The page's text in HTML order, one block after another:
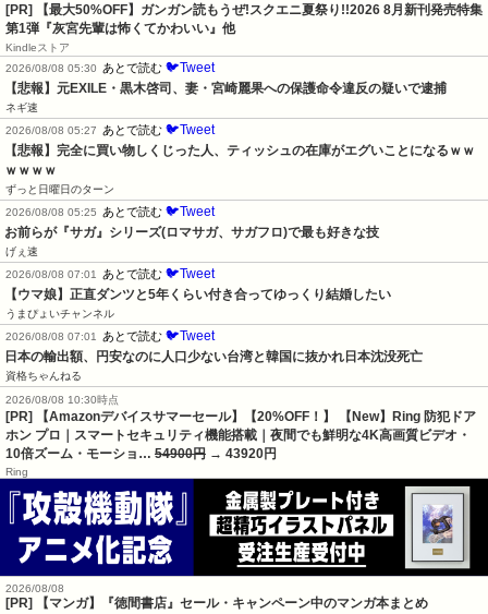
[PR] 【最大50%OFF】ガンガン読もうぜ!スクエニ夏祭り!!2026 8月新刊発売特集
第1弾『灰宮先輩は怖くてかわいい』他
Kindleストア
2026/08/08 05:30
あとで読む 🐦Tweet
【悲報】元EXILE・黒木啓司、妻・宮崎麗果への保護命令違反の疑いで逮捕
ネギ速
2026/08/08 05:27
あとで読む 🐦Tweet
【悲報】完全に買い物しくじった人、ティッシュの在庫がエグいことになるｗｗ
ｗｗｗｗ
ずっと日曜日のターン
2026/08/08 05:25
あとで読む 🐦Tweet
お前らが『サガ』シリーズ(ロマサガ、サガフロ)で最も好きな技
げぇ速
2026/08/08 07:01
あとで読む 🐦Tweet
【ウマ娘】正直ダンツと5年くらい付き合ってゆっくり結婚したい
うまぴょいチャンネル
2026/08/08 07:01
あとで読む 🐦Tweet
日本の輸出額、円安なのに人口少ない台湾と韓国に抜かれ日本沈没死亡
資格ちゃんねる
2026/08/08 10:30時点
[PR] 【Amazonデバイスサマーセール】【20%OFF！】 【New】Ring 防犯ドア
ホン プロ｜スマートセキュリティ機能搭載｜夜間でも鮮明な4K高画質ビデオ・
10倍ズーム・モーショ… 54900円 → 43920円
Ring
2026/08/08
[PR] 【マンガ】『徳間書店』セール・キャンペーン中のマンガ本まとめ